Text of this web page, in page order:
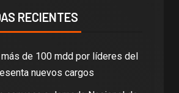
RECIENTES
de 100 mdd por líderes del
nuevos cargos